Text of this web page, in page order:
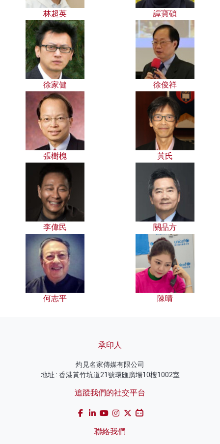
林超英 譚寶碩
徐家健 徐俊祥
張樹槐 黃氏
李偉民 關品方
何志平 陳晴
承印人
灼見名家傳媒有限公司
地址 : 香港黃竹坑道21號環匯廣場10樓1002室
追蹤我們的社交平台
聯絡我們